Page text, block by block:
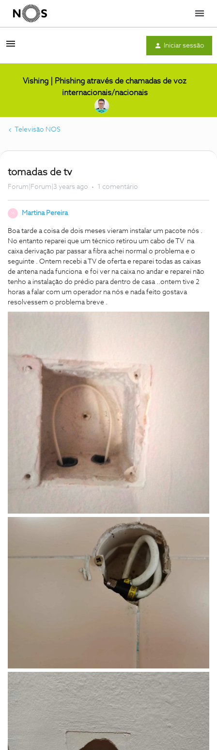
Menu
Iniciar sessão
Vishing | Phishing através de chamadas de voz
internacionais/nacionais
Televisão NOS
tomadas de tv
Forum|Forum|3 years ago 1 comentário
M Martina Pereira
Boa tarde a coisa de dois meses vieram instalar um pacote nós .
No entanto reparei que um técnico retirou um cabo de TV na
caixa derivação par passar a fibra achei normal o problema e o
seguinte . Ontem recebi a TV de oferta e reparei todas as caixas
de antena nada funciona e foi ver na caixa no andar e reparei não
tenho a instalação do prédio para dentro de casa ..ontem tive 2
horas a falar com um operador na nós e nada feito gostava
resolvessem o problema breve .